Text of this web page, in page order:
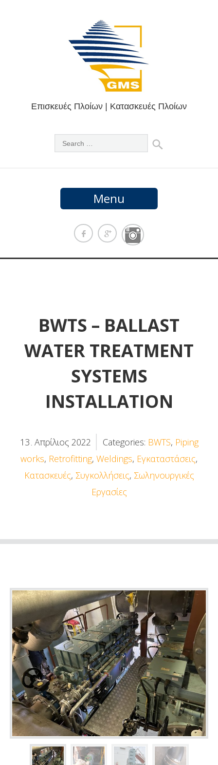
Επισκευές Πλοίων | Κατασκευές Πλοίων
Menu
BWTS – BALLAST
WATER TREATMENT
SYSTEMS
INSTALLATION
13 . Απρίλιος 2022 Categories: BWTS, Piping
works, Retrofitting, Weldings, Εγκαταστάσεις,
Κατασκευές, Συγκολλήσεις, Σωληνουργικές
Εργασίες